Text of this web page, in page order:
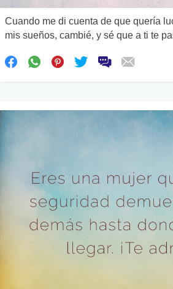
Cuando me di cuenta de que quería
mis sueños, cambié, y sé que a ti te